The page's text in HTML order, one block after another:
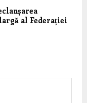
al Federației